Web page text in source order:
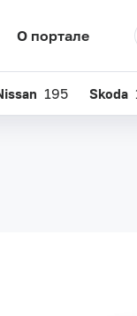
О портале
195 Skoda